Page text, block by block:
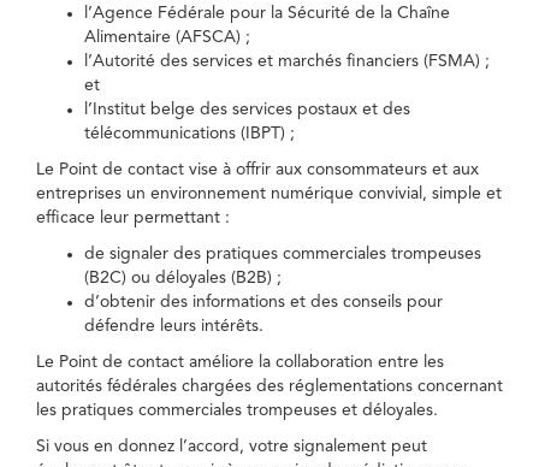
l’Agence Fédérale pour la Sécurité de la Chaîne
Alimentaire (AFSCA) ;
l’Autorité des services et marchés financiers (FSMA) ;
et
l’Institut belge des services postaux et des
télécommunications (IBPT) ;
Le Point de contact vise à offrir aux consommateurs et aux
entreprises un environnement numérique convivial, simple et
efficace leur permettant :
de signaler des pratiques commerciales trompeuses
(B2C) ou déloyales (B2B) ;
d’obtenir des informations et des conseils pour
défendre leurs intérêts.
Le Point de contact améliore la collaboration entre les
autorités fédérales chargées des réglementations concernant
les pratiques commerciales trompeuses et déloyales.
Si vous en donnez l’accord, votre signalement peut